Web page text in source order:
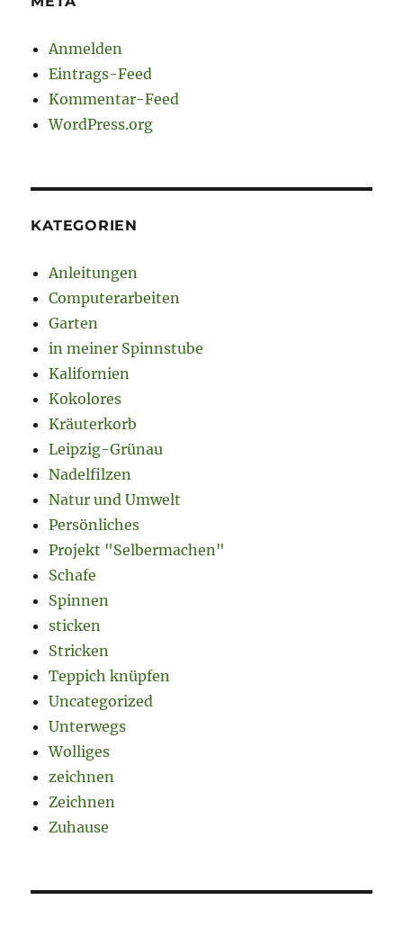
Anmelden
Eintrags-Feed
Kommentar-Feed
WordPress.org
KATEGORIEN
Anleitungen
Computerarbeiten
Garten
in meiner Spinnstube
Kalifornien
Kokolores
Kräuterkorb
Leipzig-Grünau
Nadelfilzen
Natur und Umwelt
Persönliches
Projekt "Selbermachen"
Schafe
Spinnen
sticken
Stricken
Teppich knüpfen
Uncategorized
Unterwegs
Wolliges
zeichnen
Zeichnen
Zuhause